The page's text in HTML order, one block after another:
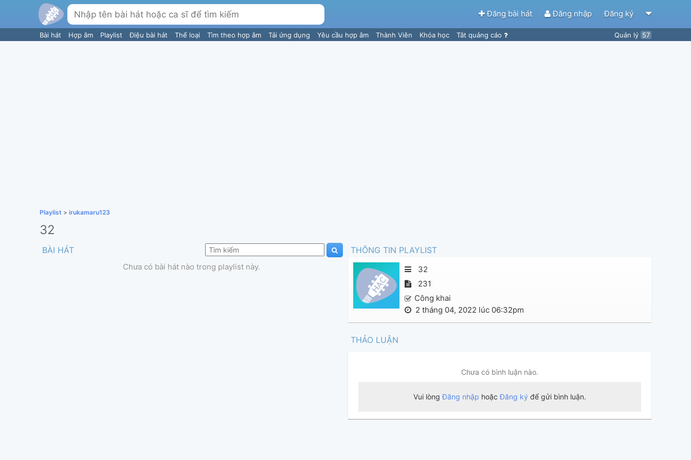
Đăng bài hát Đăng nhập Đăng ký
Bài hát Hợp âm Playlist Điệu bài hát Thể loại Tìm theo hợp âm Tải ứng dụng Yêu cầu hợp âm Thành Viên Khóa học Tắt quảng cáo Quản lý 57
Playlist > irukamaru123
32
BÀI HÁT
Chưa có bài hát nào trong playlist này.
THÔNG TIN PLAYLIST
32
231
Công khai
2 tháng 04, 2022 lúc 06:32pm
THẢO LUẬN